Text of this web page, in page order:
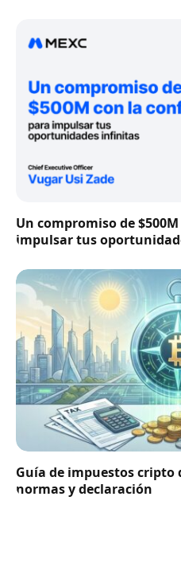
Un compromiso de
impulsar tus
Guía de impuestos cripto
normas y declaración